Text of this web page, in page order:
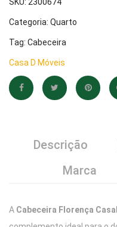
SKU: 2300674
Categoria: Quarto
Tag: Cabeceira
Casa D Móveis
Descrição
Marca
A Cabeceira Florença